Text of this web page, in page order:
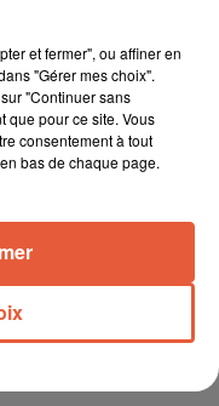
et fermer", ou affiner en
"Gérer mes choix".
"Continuer sans
que pour ce site. Vous
consentement à tout
bas de chaque page.